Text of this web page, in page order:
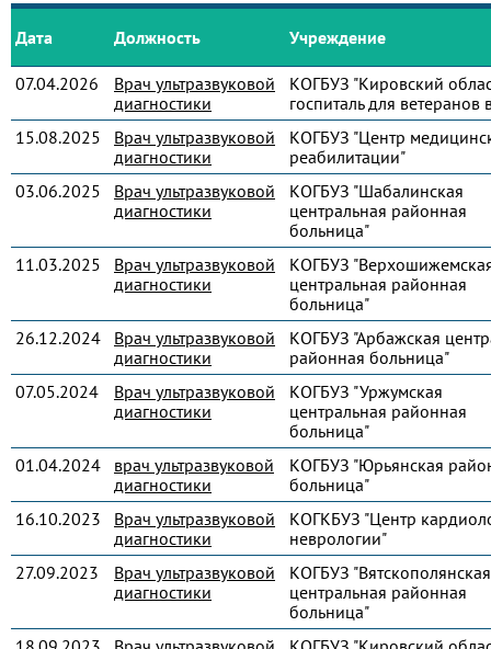
Дата Должность Учреждение
07.04.2026
Врач ультразвуковой
диагностики
КОГБУЗ "Кировский
госпиталь для ветеранов
15.08.2025
Врач ультразвуковой
диагностики
КОГБУЗ "Центр
реабилитации"
03.06.2025
Врач ультразвуковой
диагностики
КОГБУЗ "Шабалинская
центральная районная
больница"
11.03.2025
Врач ультразвуковой
диагностики
КОГБУЗ
центральная районная
больница"
26.12.2024
Врач ультразвуковой
диагностики
КОГБУЗ "Арбажская
районная больница"
07.05.2024
Врач ультразвуковой
диагностики
КОГБУЗ "Уржумская
центральная районная
больница"
01.04.2024
врач ультразвуковой
диагностики
КОГБУЗ "Юрьянская
больница"
16.10.2023
Врач ультразвуковой
диагностики
КОГКБУЗ "Центр
неврологии"
27.09.2023
Врач ультразвуковой
диагностики
КОГБУЗ "Вятскополянская
центральная районная
больница"